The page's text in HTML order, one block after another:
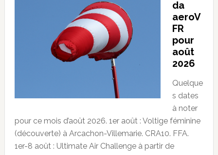
da
aeroV
FR
pour
août
2026
Quelque
s dates
à noter
pour ce mois d’août 2026. 1er août : Voltige féminine
(découverte) à Arcachon-Villemarie. CRA10. FFA.
1er-8 août : Ultimate Air Challenge à partir de